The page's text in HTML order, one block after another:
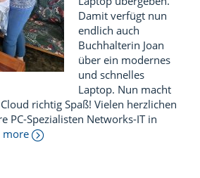
Damit verfügt nun
endlich auch
Buchhalterin Joan
über ein modernes
und schnelles
Laptop. Nun macht
richtig Spaß! Vielen herzlichen
PC-Spezialisten Networks-IT in
more